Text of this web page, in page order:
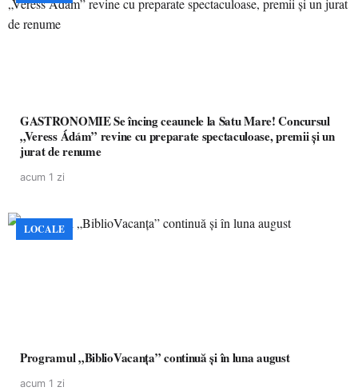
GASTRONOMIE Se încing ceaunele la Satu Mare! Concursul
„Veress Ádám” revine cu preparate spectaculoase, premii și un
jurat de renume
acum 1 zi
LOCALE
Programul „BiblioVacanța” continuă și în luna august
acum 1 zi